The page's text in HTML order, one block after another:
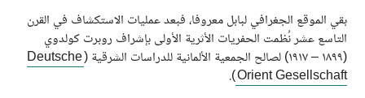
بقي الموقع الجغرافي لبابل معروفا، فبعد عمليات الاستكشاف في القرن
التاسع عشر نُظمت الحفريات الأثرية الأولى بإشراف روبرت كولدوي
(١٨٩٩ – ١٩١٧) لصالح الجمعية الألمانية للدراسات الشرقية (
Deutsche
Orient Gesellschaft
).